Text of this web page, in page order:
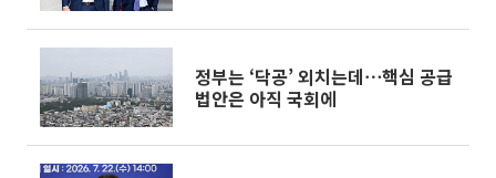
정부는 ‘닥공’ 외치는데⋯핵심 공급
법안은 아직 국회에